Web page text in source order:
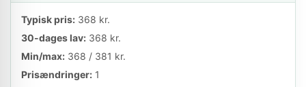
Typisk pris: 368 kr.
30-dages lav: 368 kr.
Min/max: 368 / 381 kr.
Prisændringer: 1